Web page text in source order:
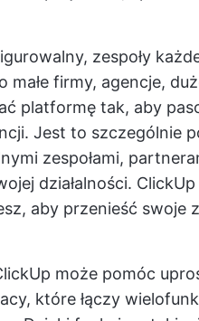
zespoły
firmy, agencje,
platformę tak, aby
Jest to szczególnie
zespołami,
działalności.
aby przenieść swoje
może pomóc
które łączy